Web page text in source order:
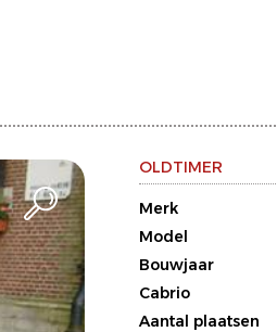
OLDTIMER
Merk
Model
Bouwjaar
Cabrio
Aantal plaatsen